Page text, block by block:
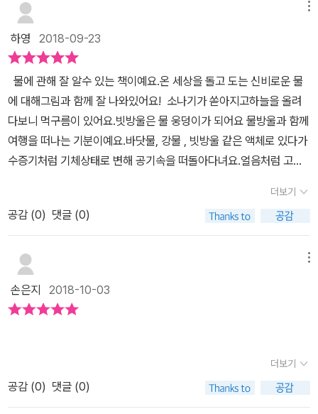
나볼 수 있답니다.빌리는 소나기가 내려 날개가 젖어 날지를 못했어
요. 하지만 햇살이 쨍 비추자 금새 날개를 말려 주었지요. 짧은 이야기
지만, 물의 순환을 알고 보니 보이네요. 보여!^^독후활동으로 아이스
바 만들기와 퀴즈풀기가 있어요. 아이스바 만들기를 통해물의 다양한
모습을 살펴볼 수도 있고 만든 아이스바를 먹으며 물의 고마움을 느
껴볼 수도 있어요. 아이스바를 만들 용기가 없어 마침 슬러시를 만들
어서 먹고 있던 참에우유랑 같이 틀에 부어 얼려보기로 했어요. 다른
때 같으며 얼리지 않고 다 먹겠다고 하겠지만, 얼음으로 꽁꽁 언 모습
한 고체가 된 물을 살펴봤어요. 요리조리 잘도 움직이네요. 잡느라 정
신없어요. ^^얼음과 얼음 부딪치기! 해보는 것도 재밌네요. 슬러시도
꽁꽁, 요구르트도 꽁꽁 얼어버렸어요 액체가 고체가 된거죠. 아이는
이제 고체, 액체, 기체가 어떻게 되고, 어떤 모습인지도 잘 알게 되었
답니다. 책을 읽을때는 아 그렇구나!이지만, 직접 만져보고, 경험하는
것은 차이가 있더라구요. 간단하게나마 해보시라고 하고 싶어요. 퀴
즈를 풀어보면서 이야기를 잘 읽었는지 확인했는데...잘 기억하는 것
높에서 재미나게 읽을 수 있어서도 좋아요. 만들기 활동이 있어 더욱
에도 물이 필요하고 넘쳐도 모자라도 안되는 물 사랑군 옥상정원에서
물이 부족해서 올여름 토마토도 말라죽고 ㅠ.ㅠ 그리고 다른지역엔
물폭탄이 내려서 피해도 많았죠물의 중요성을 피부로 느끼고 책으로
만나보면서 이야기 나눠보았어요 홍수와 가뭄
먹으면서도 물어보고 그랬던 기억이 나네요!그때 제 대답은 물은 우
리가 살고 있는 지구라는 별에 아주 많이 있는데 돌고 돌아서복덩이
입으로 목덩이 씻으라고 돌고 돌아 더러웠던 물은 깨끗해져 다시 온
다고 말해줬던 기억이 나요.그러면서 어린이집에서 상수도원에 견학
을 다녀오면서물에 대한 이야기도 제게 하더라구요!아이가 물에 대한
궁금증을 갖기 시작할 때! 어떻게 설명해줘야 할지 모르겠을 때!사파
리 즐거운 과학 똑똑한 지식그림책 나는 알아요 물 편을 함께 읽어보
세요!그럼 제가 먼저 복덩이랑 살짝쿵 살펴볼까요?! 궁금하신분들 고
고고 GO! 사파리의 '나는 알아요!' 시리즈는 많은 호기심을 갖고 세상
을 바라보기 시작하는 아이들에게 알려주고 싶은 주제만을 명쾌하게
풀어낸 지식 그림책이라고 해요!책속의 꼬마 지식은 본문과 연계된
나보았는데요~유아부터 초등학교 친구들까지 즐겁게 읽을 수 있는
책 인 것 같더라구요! :) 요즘 복덩이는 책에서 본 건지 어린이집에서
배운건지 지구라는 별에 대해서 이야기를 많이하더라구요.엄마 내가
는 어휘가 좀 고급 스러울때가 있어 놀라울 때가 있어요. ^^'그래서 지
구와 물 이 부분을 함께 보면서 지구는 70퍼센트 이상이 물로 뒤덮여
있고~우리 지구별에 제일 처름 생명체가 있던 곳도 바로 물(바다)이
하영 2018-09-23
물에 관해 잘 알수 있는 책이예요.온 세상을 돌고 도는 신비로운 물
에 대해그림과 함께 잘 나와있어요! 소나기가 쏟아지고하늘을 올려
다보니 먹구름이 있어요.빗방울은 물 웅덩이가 되어요 물방울과 함께
여행을 떠나는 기분이예요.바닷물, 강물 , 빗방울 같은 액체로 있다가
수증기처럼 기체상태로 변해 공기속을 떠돌아다녀요.얼음처럼 고체
디로 흘러가고 돌고 도는지 쉽게 이해할 수 있어요.재미있는 지식 그
림책입니다.
더보기
공감 (0) 댓글 (0)
손은지 2018-10-03
더보기
공감 (0) 댓글 (0)